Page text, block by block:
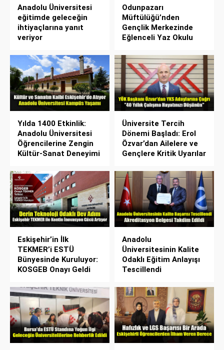
Anadolu Üniversitesi
eğitimde geleceğin
ihtiyaçlarına yanıt
veriyor
Odunpazarı
Müftülüğü’nden
Gençlik Merkezinde
Eğlenceli Yaz Okulu
Yılda 1400 Etkinlik:
Anadolu Üniversitesi
Öğrencilerine Zengin
Kültür-Sanat Deneyimi
Üniversite Tercih
Dönemi Başladı: Erol
Özvar’dan Ailelere ve
Gençlere Kritik Uyarılar
Eskişehir’in İlk
TEKMER’i ESTÜ
Bünyesinde Kuruluyor:
KOSGEB Onayı Geldi
Anadolu
Üniversitesinin Kalite
Odaklı Eğitim Anlayışı
Tescillendi